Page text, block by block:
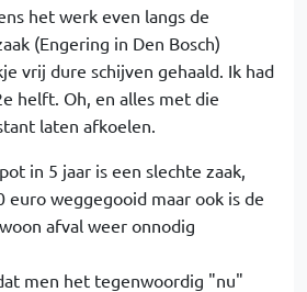
het werk even langs de
(Engering in Den Bosch)
vrij dure schijven gehaald. Ik had
helft. Oh, en alles met die
laten afkoelen.
in 5 jaar is een slechte zaak,
euro weggegooid maar ook is de
afval weer onnodig
men het tegenwoordig "nu"